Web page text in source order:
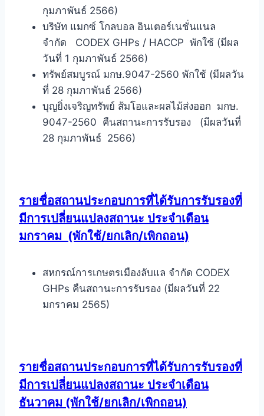
กุมภาพันธ์ 2566)
บริษัท แมกซ์ โกลบอล อินเตอร์เนชั่นแนล
จำกัด CODEX GHPs / HACCP พักใช้ (มีผล
วันที่ 1 กุมภาพันธ์ 2566)
ทรัพย์สมบูรณ์ มกษ.9047-2560 พักใช้ (มีผลวัน
ที่ 28 กุมภาพันธ์ 2566)
บุญยิ่งเจริญทรัพย์ ส้มโอและผลไม้ส่งออก มกษ.
9047-2560 คืนสถานะการรับรอง (มีผลวันที่
28 กุมภาพันธ์ 2566)
รายชื่อสถานประกอบการที่ได้รับการรับรองที่
มีการเปลี่ยนแปลงสถานะ ประจำเดือน
มกราคม (พักใช้/ยกเลิก/เพิกถอน)
สหกรณ์การเกษตรเมืองลับแล จำกัด CODEX
GHPs คืนสถานะการรับรอง (มีผลวันที่ 22
มกราคม 2565)
รายชื่อสถานประกอบการที่ได้รับการรับรองที่
มีการเปลี่ยนแปลงสถานะ ประจำเดือน
ธันวาคม (พักใช้/ยกเลิก/เพิกถอน)